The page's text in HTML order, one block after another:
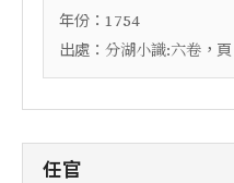
年份： 1754
出處： 分湖小識:六卷 ，頁
任官